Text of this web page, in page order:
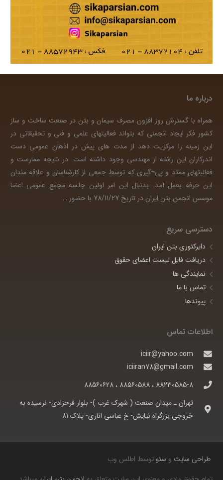
درباره ما
همراه با گسترش روز افزون مصرف سیمان و بتن در صنعت ساخت و ساز
کشور فکر ایجاد انجمنی که بتواند فعالیتهای علمی و فنی و تحقیقاتی در
این زمینه را مرکزیت دهد از مدت های پیش در اذهان عمومی دست
اندرکاران این رشته از مهندسی وجود داشته است. در نتیجه ممارست و
فعالیتهای ممتد و پی¬گیری که توسط جمعی از کارشناسان و علاقه مندان
این حرفه بعمل آمد. بدنبال این امر اولین جلسه مجمع عمومی اعضا
موسس انجمن بتن ایران در تاریخ 78/11/27 با حضور
…
دسترسی سریع
دایرکتوری بتن ایران
دریافت فایل لیست اعضای حقوق
نمایندگی ها
تماس با ما
پیوندها
اطلاعات تماس
iciir@yahoo.com
iciiran78@gmail.com
88230585-8 ، 88560588 ، 88560628
تهران ـ ميدان صنعت ( شهرک غرب )- بلوار فرحزادی- نرسيده به
خروجی بزرگراه نيايش- خ عباسی اناری- پلاک 81
طراحی سایت و سئوتوسط اطلس وب